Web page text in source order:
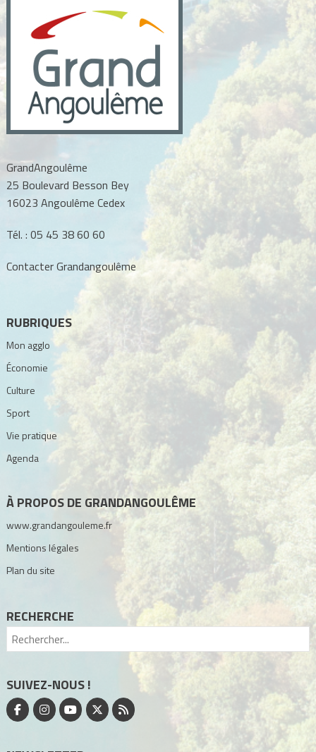
GrandAngoulême
25 Boulevard Besson Bey
16023 Angoulême Cedex
Tél. : 05 45 38 60 60
Contacter Grandangoulême
RUBRIQUES
Mon agglo
Économie
Culture
Sport
Vie pratique
Agenda
À PROPOS DE GRANDANGOULÊME
www.grandangouleme.fr
Mentions légales
Plan du site
RECHERCHE
SUIVEZ-NOUS !